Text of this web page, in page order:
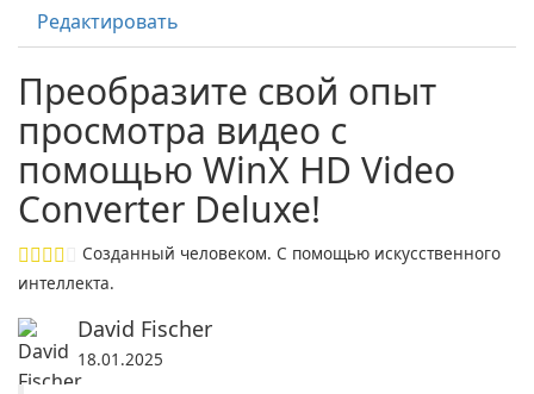
Редактировать
Преобразите свой опыт
просмотра видео с
помощью WinX HD Video
Converter Deluxe!
Созданный человеком. С помощью искусственного
интеллекта.
David Fischer
18.01.2025